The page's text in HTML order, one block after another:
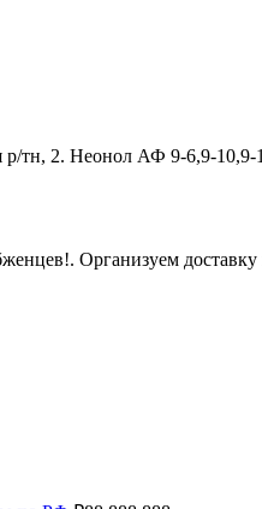
тн, 2. Неонол АФ 9-6,9-
Организуем